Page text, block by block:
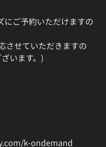
にご予約いただけますの
させていただきますの
います。)
k-ondemand